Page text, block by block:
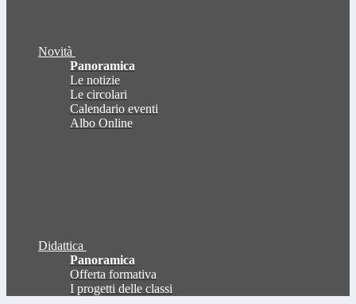
Novità
Panoramica
Le notizie
Le circolari
Calendario eventi
Albo Online
Didattica
Panoramica
Offerta formativa
I progetti delle classi